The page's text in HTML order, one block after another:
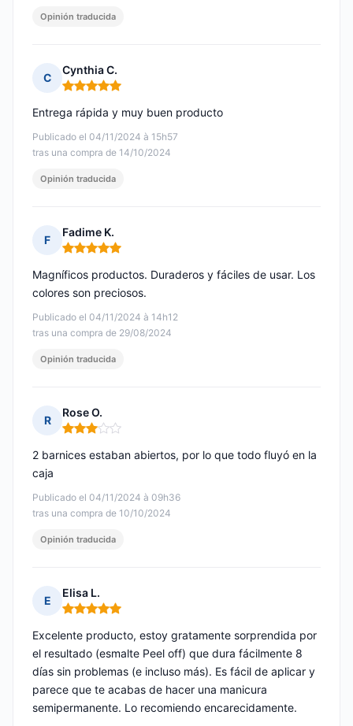
Opinión traducida
C
Cynthia C.
Nota: 5 de 5
Publicado el 04/11/2024 à 15h57
tras una compra de 14/10/2024
Entrega rápida y muy buen producto
Opinión traducida
F
Fadime K.
Nota: 5 de 5
Publicado el 04/11/2024 à 14h12
tras una compra de 29/08/2024
Magníficos productos. Duraderos y fáciles de usar. Los
colores son preciosos.
Opinión traducida
R
Rose O.
Nota: 3 de 5
Publicado el 04/11/2024 à 09h36
tras una compra de 10/10/2024
2 barnices estaban abiertos, por lo que todo fluyó en la
caja
Opinión traducida
E
Elisa L.
Nota: 5 de 5
Excelente producto, estoy gratamente sorprendida por
el resultado (esmalte Peel off) que dura fácilmente 8
días sin problemas (e incluso más). Es fácil de aplicar y
parece que te acabas de hacer una manicura
semipermanente. Lo recomiendo encarecidamente.